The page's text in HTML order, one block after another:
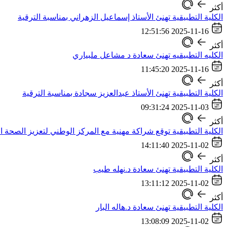
أكثر
الكلية التطبيقية تهنئ الأستاذ إسماعيل الزهراني بمناسبة الترقية
2025-11-16 12:51:56
أكثر
الكليه التطبيقيه تهنئ سعادة د مشاعل ملبياري
2025-11-16 11:45:20
أكثر
الكلية التطبيقية تهنئ الأستاذ عبدالعزيز سجادة بمناسبة الترقية
2025-11-03 09:31:24
أكثر
الكلية التطبيقية توقع شراكة مهنية مع المركز الوطني لتعزيز الصحة
2025-11-02 14:11:40
أكثر
الكلية التطبيقية تهنئ سعادة د.نهله طيب
2025-11-02 13:11:12
أكثر
الكلية التطبيقية تهنئ سعادة د.هاله البار
2025-11-02 13:08:09